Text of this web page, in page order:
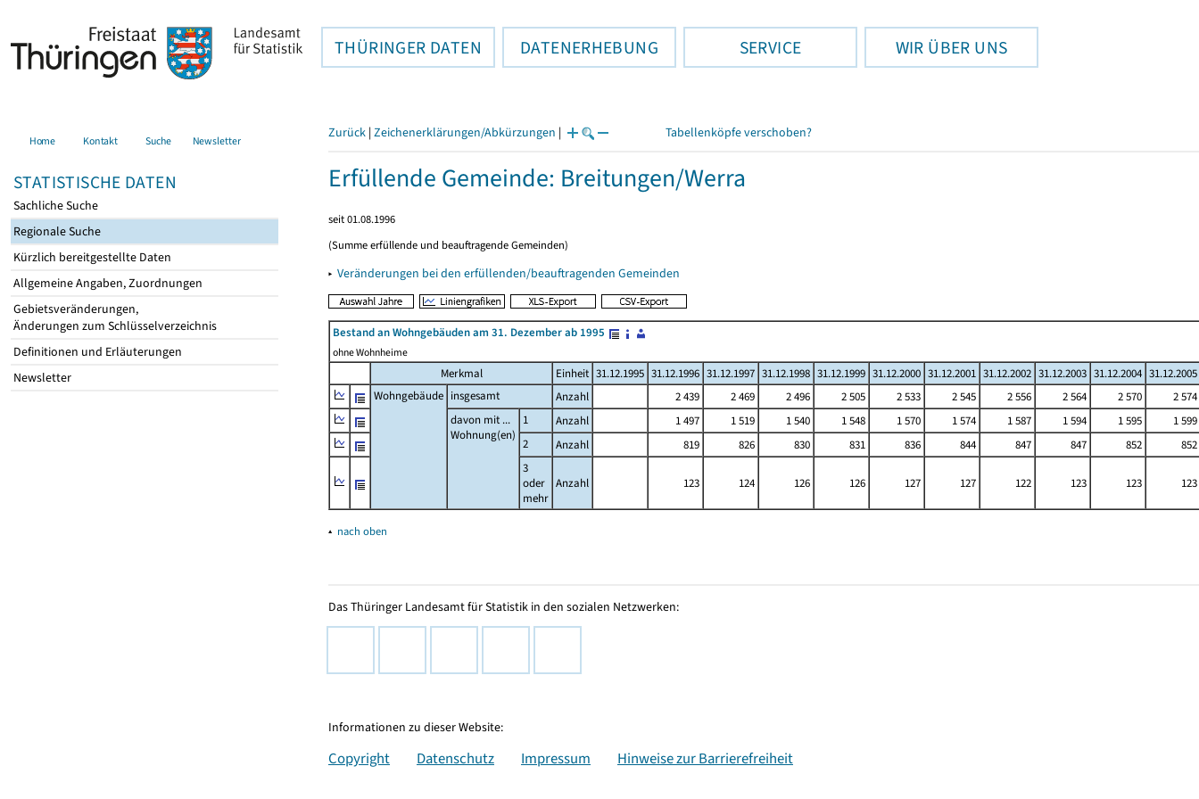
THÜRINGER DATEN DATENERHEBUNG SERVICE WIR ÜBER UNS
Home Kontakt Suche Newsletter
STATISTISCHE DATEN
Sachliche Suche
Regionale Suche
Kürzlich bereitgestellte Daten
Allgemeine Angaben, Zuordnungen
Gebietsveränderungen,
Änderungen zum Schlüsselverzeichnis
Definitionen und Erläuterungen
Newsletter
Zurück | Zeichenerklärungen/Abkürzungen | Tabellenköpfe verschoben?
Erfüllende Gemeinde: Breitungen/Werra
seit 01.08.1996
(Summe erfüllende und beauftragende Gemeinden)
▸ Veränderungen bei den erfüllenden/beauftragenden Gemeinden
Bestand an Wohngebäuden am 31. Dezember ab 1995
ohne Wohnheime
Merkmal Einheit 31.12.1995 31.12.1996 31.12.1997 31.12.1998 31.12.1999 31.12.2000 31.12.2001 31.12.2002 31.12.2003 31.12.2004 31.12.2005
Wohngebäude insgesamt Anzahl 2 439 2 469 2 496 2 505 2 533 2 545 2 556 2 564 2 570
2 574
davon mit ...
Wohnung(en)
1 Anzahl 1 497 1 519 1 540 1 548 1 570 1 574 1 587 1 594 1 595
1 599
2
Anzahl 819 826 830 831 836 844 847 847 852
852
3
oder
mehr
Anzahl 123 124 126 126 127 127 122 123 123 123
▴ nach oben
Das Thüringer Landesamt für Statistik in den sozialen Netzwerken:
Informationen zu dieser Website:
Copyright Datenschutz Impressum Hinweise zur Barrierefreiheit